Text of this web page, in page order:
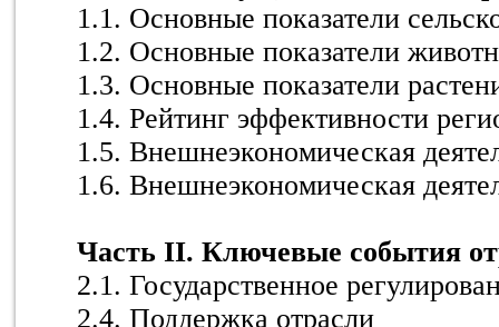
1.1. Основные показатели
1.2. Основные показатели
1.3. Основные показатели
1.4. Рейтинг эффективности
1.5. Внешнеэкономическая
1.6. Внешнеэкономическая
Часть II. Ключевые события
2.1. Государственное
2.4. Поддержка отрасли